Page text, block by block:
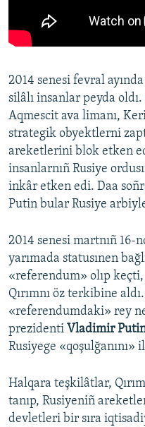
2014 senesi fevral
silâlı insanlar peyda oldı.
Aqmescit ava limanı,
strategik obyektlerni
areketlerini blok etken
insanlarnıñ Rusiye
inkâr etken edi. Daa
Putin bular Rusiye
2014 senesi martnıñ 16-
yarımada statusınen
«referendum» olıp
Qırımnı öz terkibine
«referendumdaki» rey
prezidenti Vladimir
Rusiyege «qoşulğanını»
Halqara teşkilâtlar,
tanıp, Rusiyeniñ
devletleri bir sıra